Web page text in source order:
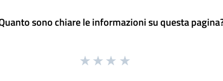
sono chiare le informazioni su questa